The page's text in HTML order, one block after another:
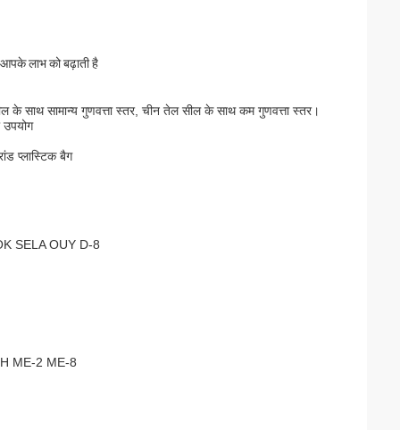
लाभ को बढ़ाती है
साथ सामान्य गुणवत्ता स्तर, चीन तेल सील के साथ कम गुणवत्ता स्तर।
प्लास्टिक बैग
SELA OUY D-8
ME-2 ME-8